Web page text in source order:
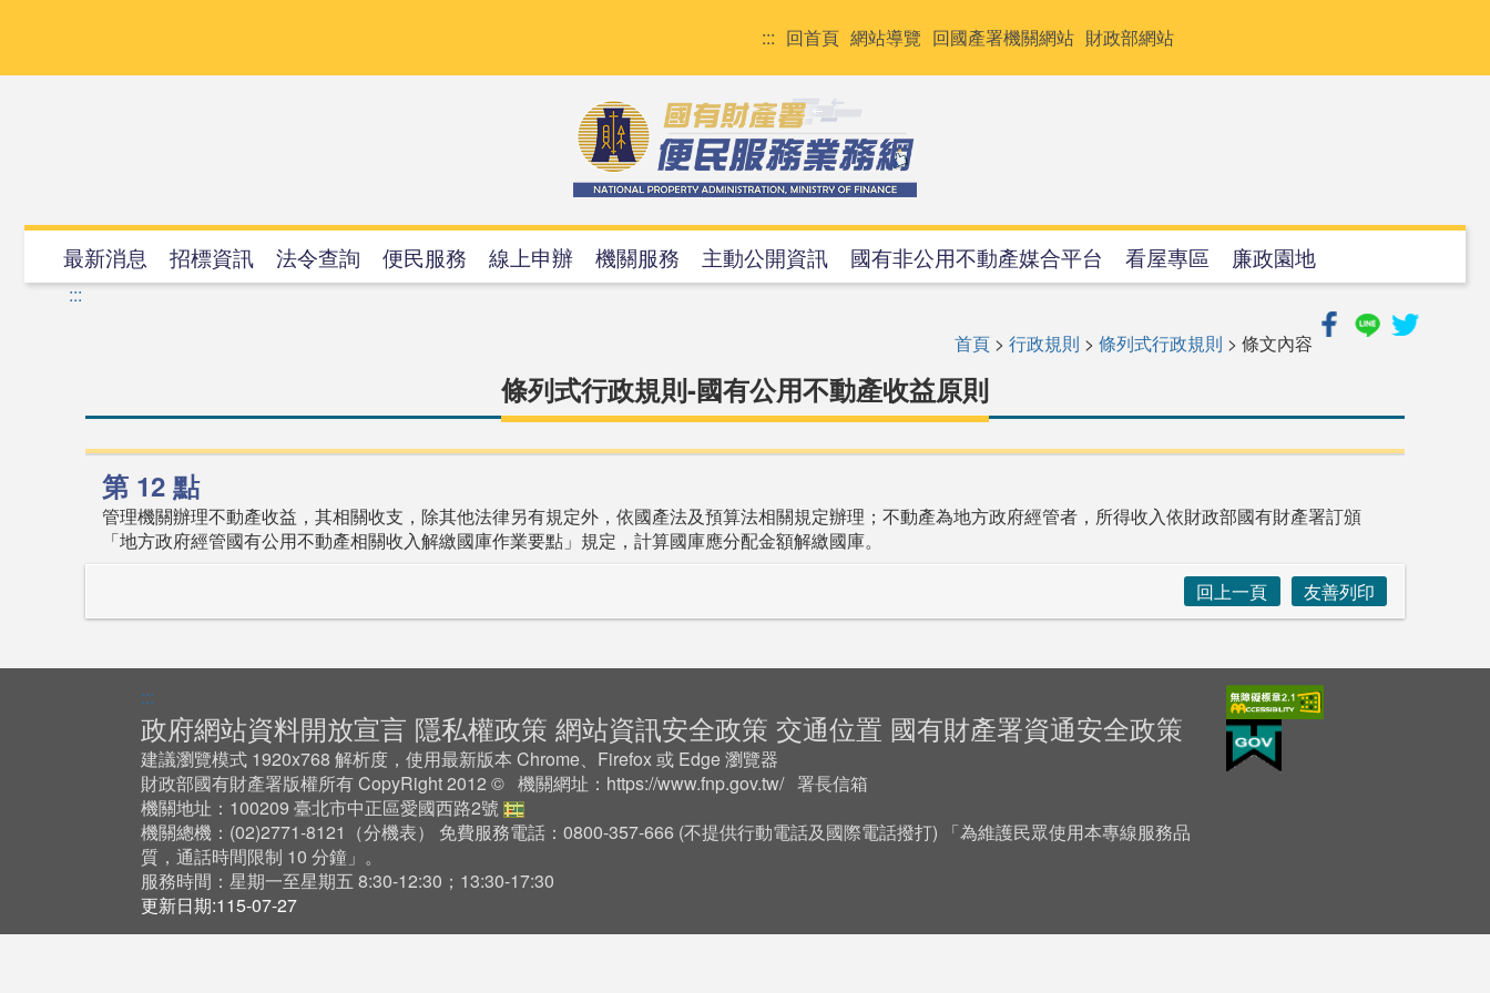
要
::: 回首頁 網站導覽 回國產署機關網站 財政部網站
最新消息 招標資訊 法令查詢 便民服務 線上申辦 機關服務 主動公開資訊 國有非公用不動產媒合平台 看屋專區 廉政園地
:::
首頁 > 行政規則 > 條列式行政規則 > 條文內容
條列式行政規則-國有公用不動產收益原則
第 12 點
管理機關辦理不動產收益，其相關收支，除其他法律另有規定外，依國產法及預算法相關規定辦理；不動產為地方政府經管者，所得收入依財政部國有財產署訂頒
「地方政府經管國有公用不動產相關收入解繳國庫作業要點」規定，計算國庫應分配金額解繳國庫。
回上一頁
友善列印
:::
政府網站資料開放宣言 隱私權政策 網站資訊安全政策 交通位置 國有財產署資通安全政策
建議瀏覽模式 1920x768 解析度，使用最新版本 Chrome、Firefox 或 Edge 瀏覽器
財政部國有財產署版權所有 CopyRight 2012 © 機關網址： https://www.fnp.gov.tw/ 署長信箱
機關地址：100209 臺北市中正區愛國西路2號
機關總機：(02)2771-8121（分機表） 免費服務電話：0800-357-666 (不提供行動電話及國際電話撥打) 「為維護民眾使用本專線服務品
質，通話時間限制 10 分鐘」。
服務時間：星期一至星期五 8:30-12:30；13:30-17:30
更新日期:115-07-27